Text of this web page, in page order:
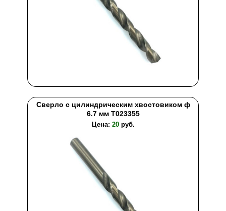
Сверло с цилиндрическим хвостовиком ф
6.7 мм T023355
Цена: 20руб.